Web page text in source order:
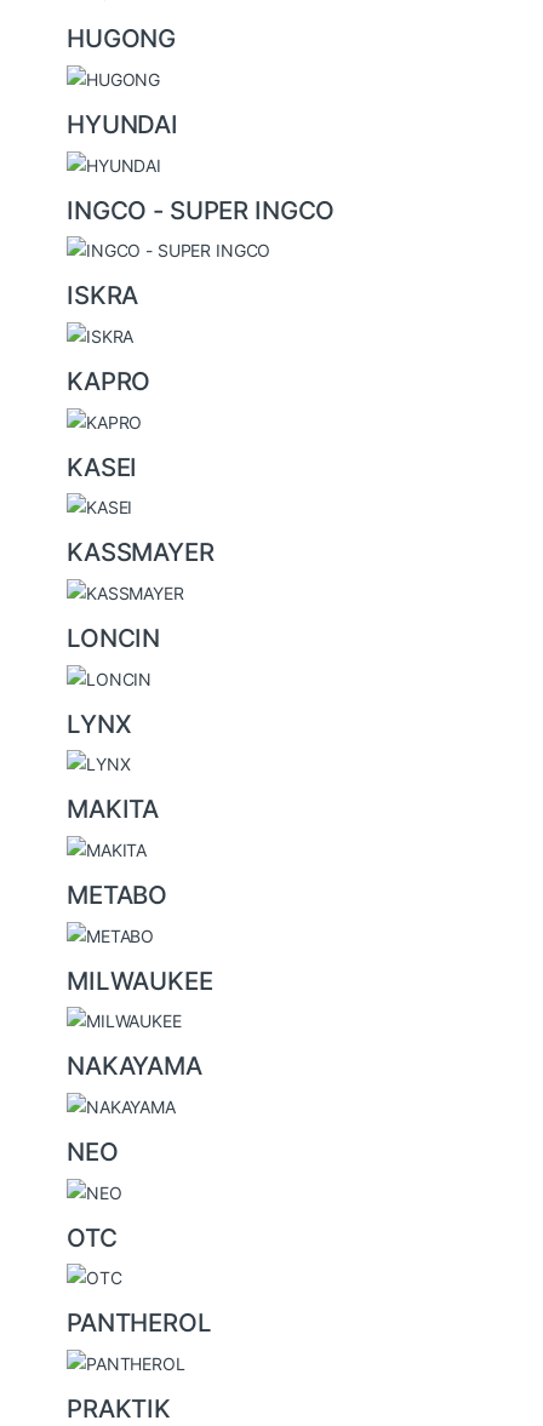
HUGONG
HYUNDAI
INGCO - SUPER INGCO
ISKRA
KAPRO
KASEI
KASSMAYER
LONCIN
LYNX
MAKITA
METABO
MILWAUKEE
NAKAYAMA
NEO
OTC
PANTHEROL
PRAKTIK